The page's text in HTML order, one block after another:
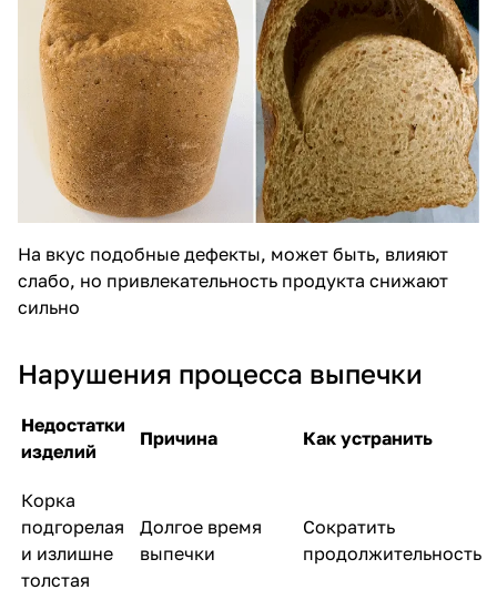
На вкус подобные дефекты, может быть, влияют
слабо, но привлекательность продукта снижают
сильно
Нарушения процесса выпечки
Недостатки
изделий
Причина Как устранить
Корка
подгорелая
и излишне
толстая
Долгое время
выпечки
Сократить
продолжительность